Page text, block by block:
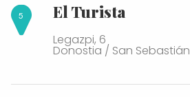
El Turista
Legazpi, 6
Donostia / San Sebastián